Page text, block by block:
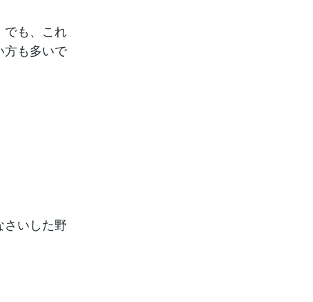
でも、これ
方も多いで
さいした野